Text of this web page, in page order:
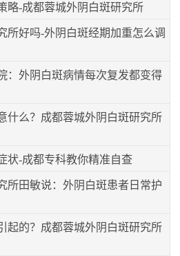
略-成都蓉城外阴白斑研究所
所好吗-外阴白斑经期加重怎么调
：外阴白斑病情每次复发都变得
什么？成都蓉城外阴白斑研究所
状-成都专科教你精准自查
所田敏说：外阴白斑患者日常护
起的？成都蓉城外阴白斑研究所